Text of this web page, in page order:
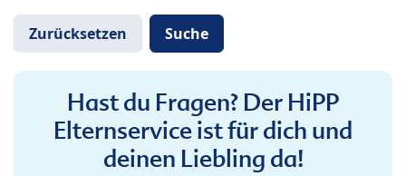
Hast du Fragen? Der HiPP
Elternservice ist für dich und
deinen Liebling da!